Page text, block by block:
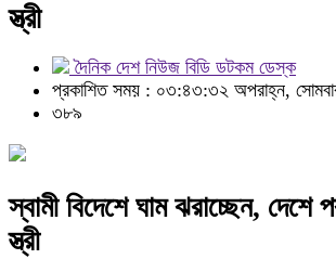
স্ত্রী
দৈনিক দেশ নিউজ বিডি ডটকম ডেস্ক
প্রকাশিত সময় : ০৩:৪৩:৩২ অপরাহ্ন,
৩৮৯
স্বামী বিদেশে ঘাম ঝরাচ্ছেন, দেশে
স্ত্রী